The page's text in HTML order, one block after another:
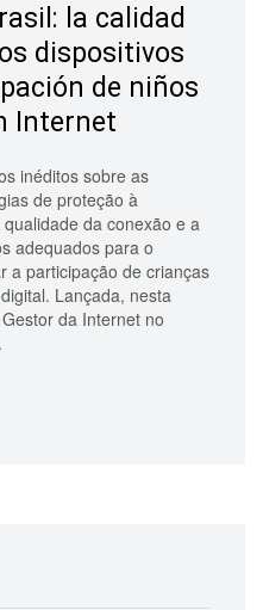
la calidad
dispositivos
de niños
Internet
inéditos sobre as
de proteção à
da conexão e a
adequados para o
a participação de crianças
Lançada, nesta
da Internet no